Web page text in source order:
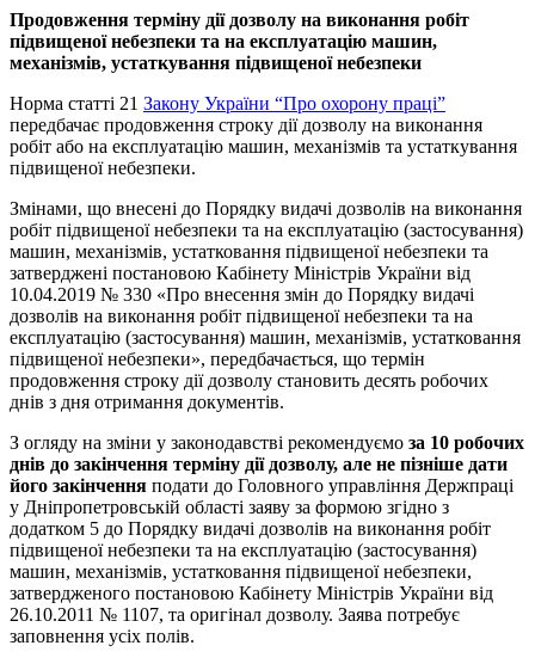
Продовження терміну дії дозволу на виконання робіт
підвищеної небезпеки та на експлуатацію машин,
механізмів, устаткування підвищеної небезпеки
Норма статті 21 Закону України “Про охорону праці”
передбачає продовження строку дії дозволу на виконання
робіт або на експлуатацію машин, механізмів та устаткування
підвищеної небезпеки.
Змінами, що внесені до Порядку видачі дозволів на виконання
робіт підвищеної небезпеки та на експлуатацію (застосування)
машин, механізмів, устатковання підвищеної небезпеки та
затверджені постановою Кабінету Міністрів України від
10.04.2019 № 330 «Про внесення змін до Порядку видачі
дозволів на виконання робіт підвищеної небезпеки та на
експлуатацію (застосування) машин, механізмів, устатковання
підвищеної небезпеки», передбачається, що термін
продовження строку дії дозволу становить десять робочих
днів з дня отримання документів.
З огляду на зміни у законодавстві рекомендуємо за 10 робочих
днів до закінчення терміну дії дозволу, але не пізніше дати
його закінчення подати до Головного управління Держпраці
у Дніпропетровській області заяву за формою згідно з
додатком 5 до Порядку видачі дозволів на виконання робіт
підвищеної небезпеки та на експлуатацію (застосування)
машин, механізмів, устатковання підвищеної небезпеки,
затвердженого постановою Кабінету Міністрів України від
26.10.2011 № 1107, та оригінал дозволу. Заява потребує
заповнення усіх полів.